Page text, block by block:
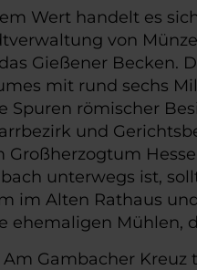
Wert handelt es
von
Gießener Becken.
mit rund sechs
Spuren römischer
und
unterwegs ist,
im Alten Rathaus
Mühlen,
Gambacher